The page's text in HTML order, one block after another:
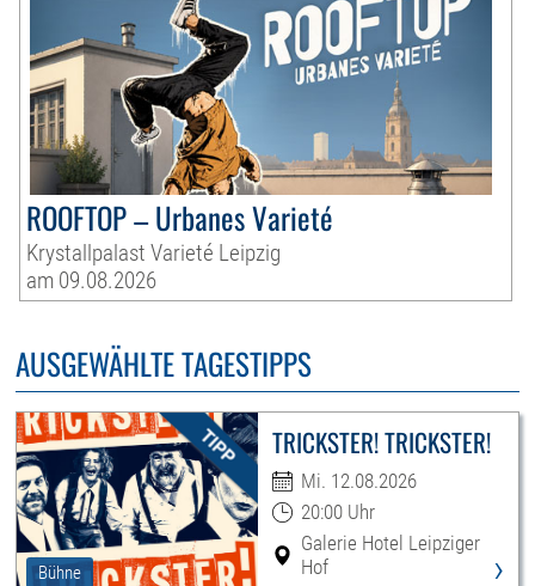
ROOFTOP – Urbanes Varieté
Krystallpalast Varieté Leipzig
am 09.08.2026
AUSGEWÄHLTE TAGESTIPPS
Bühne
TRICKSTER! TRICKSTER!
Mi. 12.08.2026
20:00 Uhr
Galerie Hotel Leipziger
Hof
›